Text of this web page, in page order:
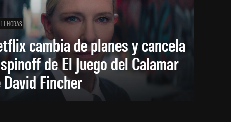
HORAS
cambia de planes y cancela
de El Juego del Calamar
David Fincher